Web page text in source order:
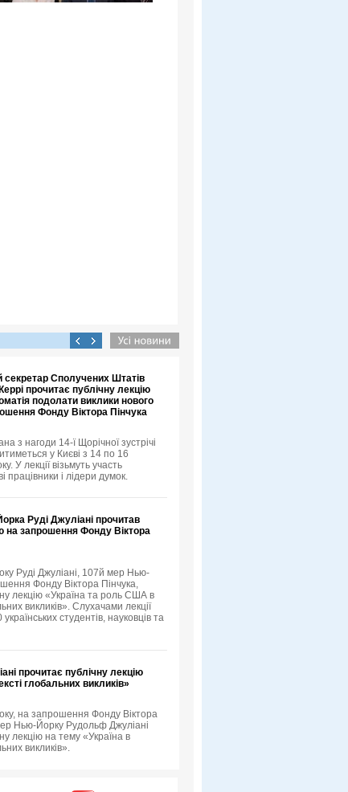
Сполучених Штатів
прочитає публічну лекцію
подолати виклики нового
Фонду Віктора Пінчука
з нагоди 14-ї Щорічної зустрічі
у Києві з 14 по 16
У лекції візьмуть участь
працівники і лідери думок.
Руді Джуліані прочитав
на запрошення Фонду Віктора
Руді Джуліані, 107й мер Нью-
Фонду Віктора Пінчука,
лекцію «Україна та роль США в
викликів». Слухачами лекції
студентів, науковців та
прочитає публічну лекцію
глобальних викликів»
на запрошення Фонду Віктора
Нью-Йорку Рудольф Джуліані
лекцію на тему «Україна в
викликів».